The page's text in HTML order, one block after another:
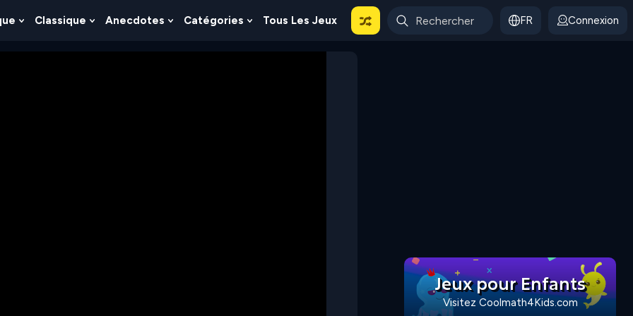
Show
For
Classique
Show
For
Anecdotes
Show
For
Catégories
Show
For
Tous Les Jeux FR Connexion
Jeux pour Enfants
Visitez Coolmath4Kids.com